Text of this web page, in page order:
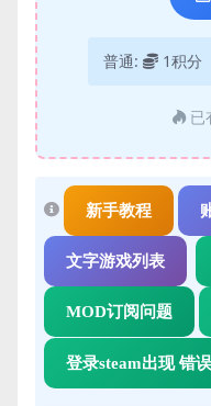
普通: 1积分
已
新手教程
文字游戏列表
MOD订阅问题
登录steam出现 错